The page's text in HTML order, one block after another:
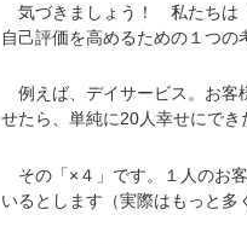
気づきましょう！ 私たちは「
自己評価を高めるための１つの
例えば、デイサービス。お客
せたら、単純に20人幸せにで
その「×４」です。１人のお
いるとします（実際はもっと多